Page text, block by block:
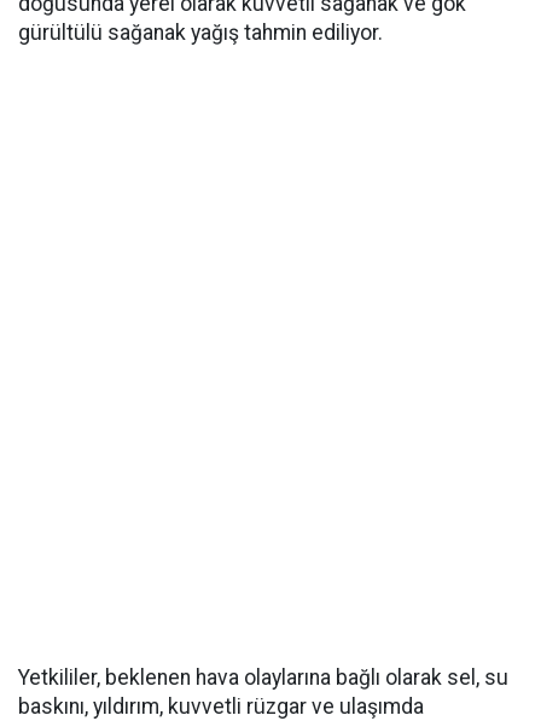
gürültülü sağanak yağış tahmin ediliyor.
Yetkililer, beklenen hava olaylarına bağlı olarak sel, su
baskını, yıldırım, kuvvetli rüzgar ve ulaşımda